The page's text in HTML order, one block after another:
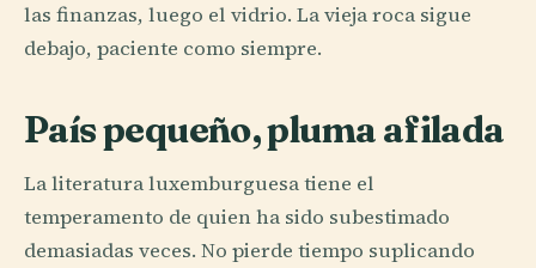
las finanzas, luego el vidrio. La vieja roca sigue
debajo, paciente como siempre.
País pequeño, pluma afilada
La literatura luxemburguesa tiene el
temperamento de quien ha sido subestimado
demasiadas veces. No pierde tiempo suplicando